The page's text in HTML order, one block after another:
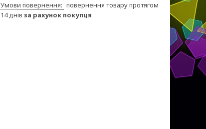
повернення товару протягом
14 днів за рахунок покупця